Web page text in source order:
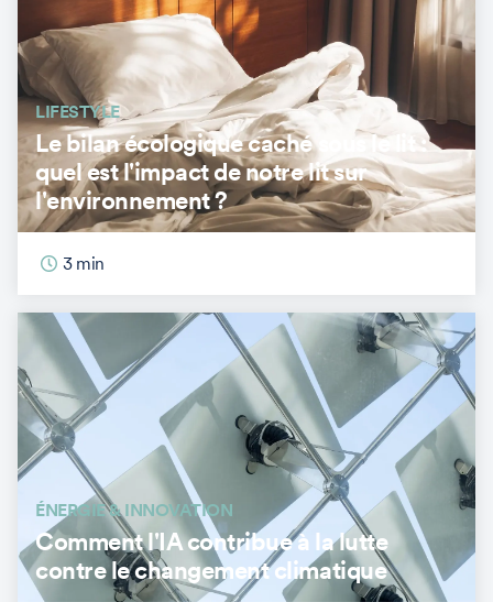
LIFESTYLE
Le bilan écologique caché sous le lit :
quel est l'impact de notre lit sur
l'environnement ?
3min
ÉNERGIE & INNOVATION
Comment l'IA contribue à la lutte
contre le changement climatique